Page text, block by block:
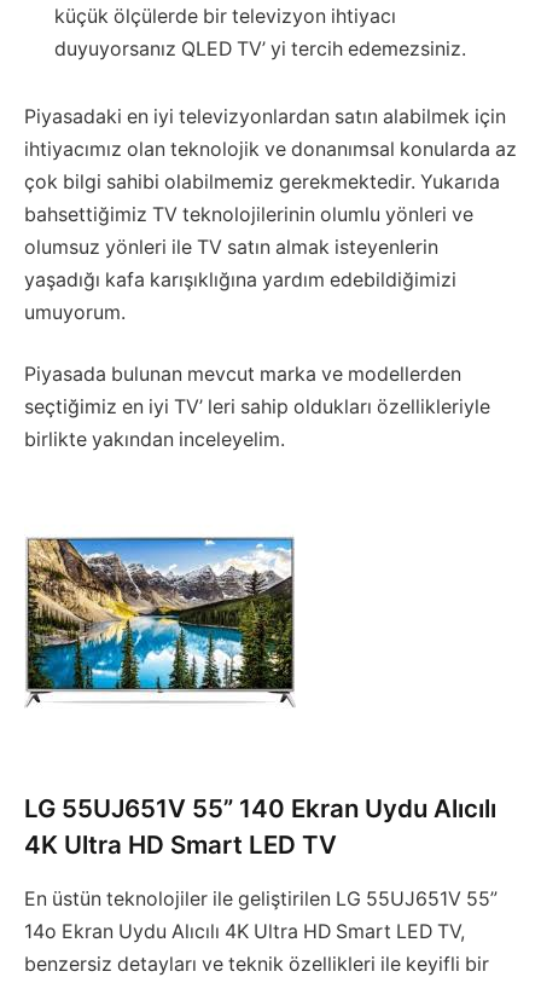
küçük ölçülerde bir televizyon ihtiyacı
duyuyorsanız QLED TV’ yi tercih edemezsiniz.
Piyasadaki en iyi televizyonlardan satın alabilmek için
ihtiyacımız olan teknolojik ve donanımsal konularda az
çok bilgi sahibi olabilmemiz gerekmektedir. Yukarıda
bahsettiğimiz TV teknolojilerinin olumlu yönleri ve
olumsuz yönleri ile TV satın almak isteyenlerin
yaşadığı kafa karışıklığına yardım edebildiğimizi
umuyorum.
Piyasada bulunan mevcut marka ve modellerden
seçtiğimiz en iyi TV’ leri sahip oldukları özellikleriyle
birlikte yakından inceleyelim.
LG 55UJ651V 55” 140 Ekran Uydu Alıcılı
4K Ultra HD Smart LED TV
En üstün teknolojiler ile geliştirilen LG 55UJ651V 55”
14o Ekran Uydu Alıcılı 4K Ultra HD Smart LED TV,
benzersiz detayları ve teknik özellikleri ile keyifli bir